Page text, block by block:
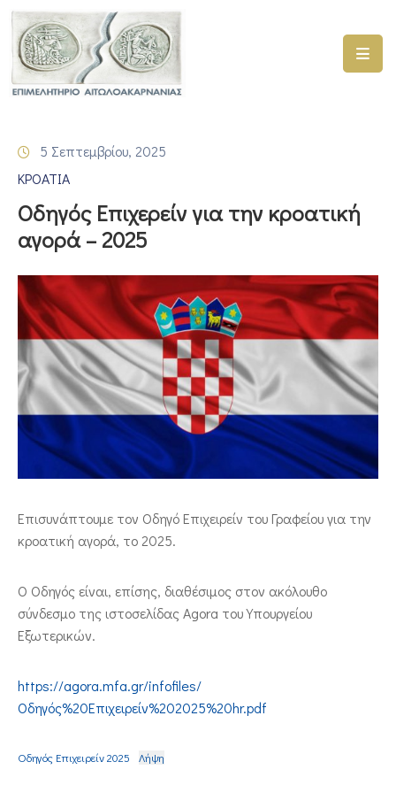
ΑΡΧΙΚΗ
ΓΕΜΗ
–
ΥΜΣ
ΠΡΟΓΡΑΜΜΑΤΑ
ΣΥΜΜΕΤΟΧΗ
ΣΕ
ΕΤΑΙΡΕΙΕΣ
ΕΠΙΚΑΙΡΟΤΗΤΑ
ΕΠΙΚΟΙΝΩΝΙΑ
5 Σεπτεμβρίου, 2025
ΚΡΟΑΤΙΑ
Οδηγός Επιχερείν για την κροατική
αγορά – 2025
Επισυνάπτουμε τον Οδηγό Επιχειρείν του Γραφείου για την
κροατική αγορά, το 2025.
Ο Οδηγός είναι, επίσης, διαθέσιμος στον ακόλουθο
σύνδεσμο της ιστοσελίδας Agora του Υπουργείου
Εξωτερικών.
https://agora.mfa.gr/infofiles/
Οδηγός%20Επιχειρείν%202025%20hr.pdf
Οδηγός Επιχειρείν 2025 Λήψη